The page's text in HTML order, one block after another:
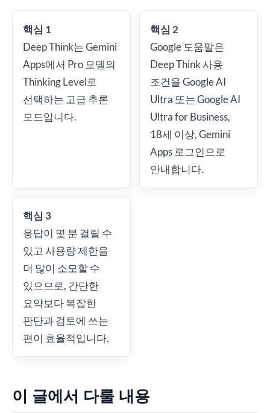
핵심 1
Deep Think는 Gemini
Apps에서 Pro 모델의
Thinking Level로
선택하는 고급 추론
모드입니다.
핵심 2
Google 도움말은
Deep Think 사용
조건을 Google AI
Ultra 또는 Google AI
Ultra for Business,
18세 이상, Gemini
Apps 로그인으로
안내합니다.
핵심 3
응답이 몇 분 걸릴 수
있고 사용량 제한을
더 많이 소모할 수
있으므로, 간단한
요약보다 복잡한
판단과 검토에 쓰는
편이 효율적입니다.
이 글에서 다룰 내용